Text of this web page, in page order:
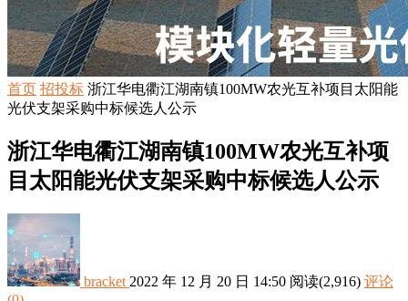
首页 招投标 浙江华电衢江湖南镇100MW农光互补项目太阳能
光伏支架采购中标候选人公示
浙江华电衢江湖南镇100MW农光互补项
目太阳能光伏支架采购中标候选人公示
bracket 2022 年 12 月 20 日 14:50 阅读(2,916) 评论